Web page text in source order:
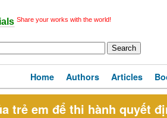
Share your works with the world!
Home Authors Articles
trẻ em để thi hành quyết